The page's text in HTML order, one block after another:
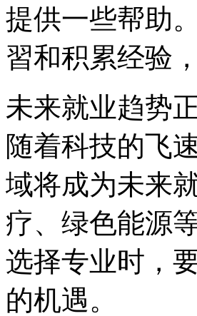
提供一些帮助
習和积累经验
未来就业趋势
随着科技的飞
域将成为未来
疗、绿色能源
选择专业时，
的机遇。